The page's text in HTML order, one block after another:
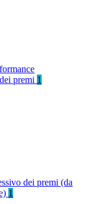
premi 1
dei premi (da
1